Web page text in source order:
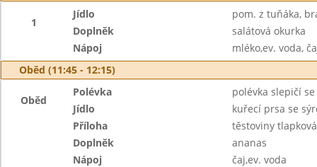
1
Jídlo
pom. z tuňáka,
Doplněk
salátová okurka
Nápoj
mléko,ev. voda,
Oběd (11:45 - 12:15)
Oběd
Polévka
polévka slepičí
Jídlo
kuřecí prsa se
Příloha
těstoviny
Doplněk
ananas
Nápoj
čaj,ev. voda